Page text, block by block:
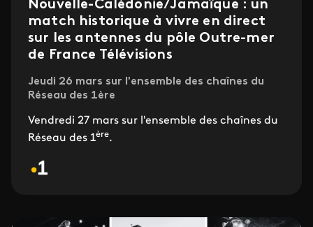
Nouvelle-Calédonie/Jamaïque : un
match historique à vivre en direct
sur les antennes du pôle Outre-mer
de France Télévisions
Jeudi 26 mars sur l'ensemble des chaînes du
Réseau des 1ère
Vendredi 27 mars sur l'ensemble des chaînes du
Réseau des 1ère.